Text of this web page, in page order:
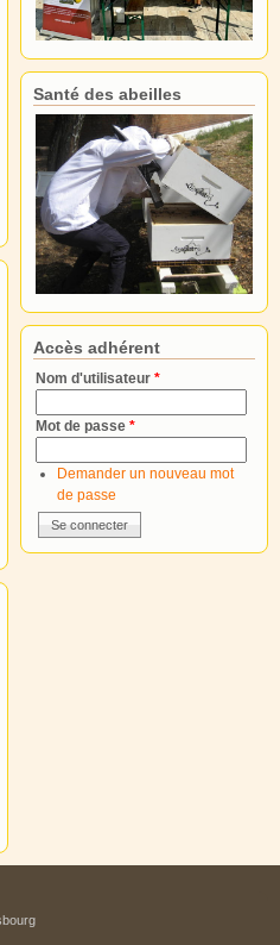
Santé des abeilles
Accès adhérent
Nom d'utilisateur *
Mot de passe *
Demander un nouveau mot
de passe